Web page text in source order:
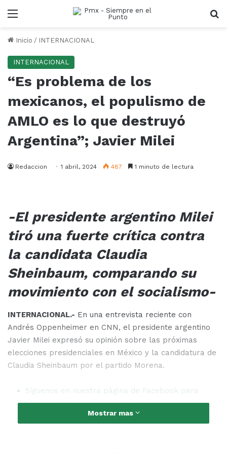
Menu
Inicio / INTERNACIONAL
INTERNACIONAL
“Es problema de los
mexicanos, el populismo de
AMLO es lo que destruyó
Argentina”; Javier Milei
Redaccion 1 abril, 2024 487 1 minuto de lectura
-El presidente argentino Milei
tiró una fuerte crítica contra
la candidata Claudia
Sheinbaum, comparando su
movimiento con el socialismo-
INTERNACIONAL.- En una entrevista reciente con
Andrés Oppenheimer en CNN, el presidente argentino
Javier Milei expresó su opinión sobre las próximas
elecciones presidenciales en México y la candidatura de
Claudia Sheinbaum por el partido Morena.
Síguenos en nuestra página de Facebook para
estar al tanto de las últimas noticias
Milei señaló que la decisión de optar por el socialismo
Mostrar mas